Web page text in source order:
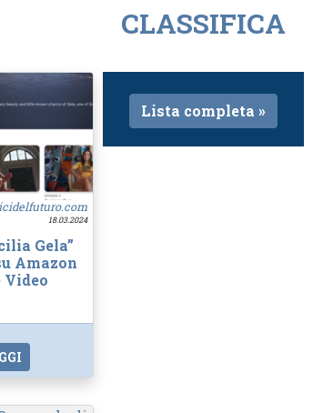
18.03.2024
Gela”
Amazon
Video
CLASSIFICA
Lista completa »